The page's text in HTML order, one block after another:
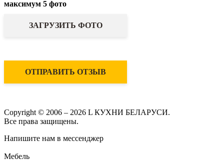
максимум 5 фото
ЗАГРУЗИТЬ ФОТО
ОТПРАВИТЬ ОТЗЫВ
Copyright © 2006 – 2026 L КУХНИ БЕЛАРУСИ.
Все права защищены.
Напишите нам в мессенджер
Мебель